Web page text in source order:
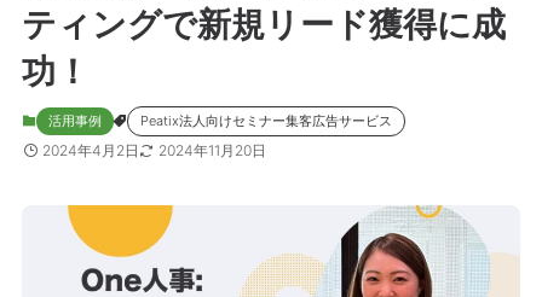
ティングで新規リード獲得に成
功！
活用事例 Peatix法人向けセミナー集客広告サービス
2024年4月2日 2024年11月20日